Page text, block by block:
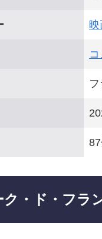
映
ク・ド・フラ